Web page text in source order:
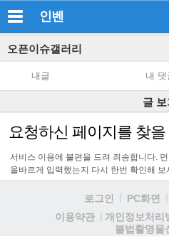
인벤
오픈이슈갤러리
내글 내 댓
글 보
요청하신 페이지를 찾
서비스 이용에 불편을 드려 죄송합니다.
올바르게 입력했는지 다시 한번 확인해 보
로그인 PC화면
이용약관
개인정보처리
불법촬영물